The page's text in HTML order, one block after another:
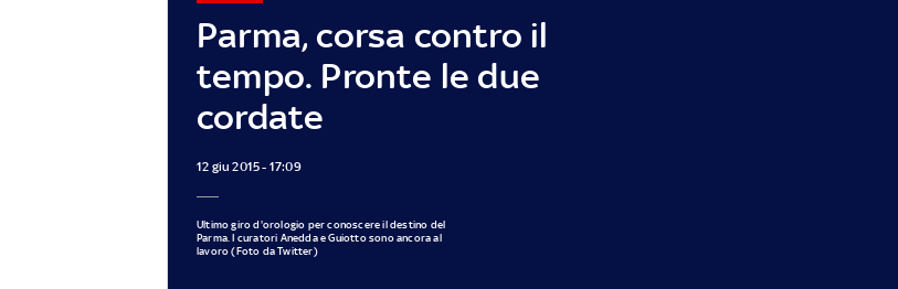
Parma, corsa contro il
tempo. Pronte le due
cordate
12 giu 2015 - 17:09
Ultimo giro d'orologio per conoscere il destino del
Parma. I curatori Anedda e Guiotto sono ancora al
lavoro (Foto da Twitter)